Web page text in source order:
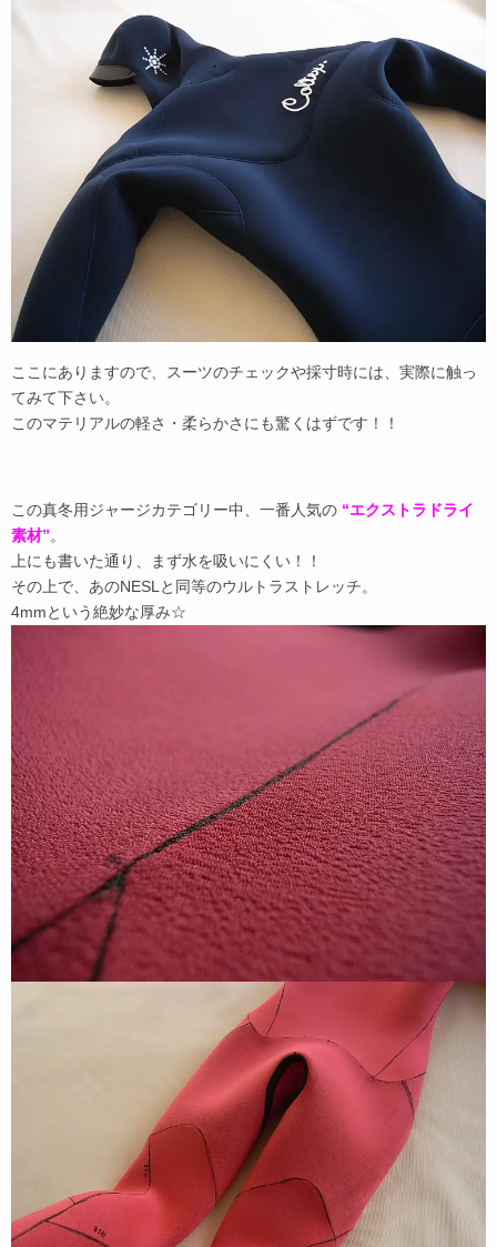
ここにありますので、スーツのチェックや採寸時には、実際に触っ
てみて下さい。
このマテリアルの軽さ・柔らかさにも驚くはずです！！
この真冬用ジャージカテゴリー中、一番人気の “エクストラドライ
素材”。
上にも書いた通り、まず水を吸いにくい！！
その上で、あのNESLと同等のウルトラストレッチ。
4mmという絶妙な厚み☆